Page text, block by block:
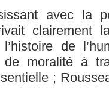
avec la
clairement
de
moralité à
;